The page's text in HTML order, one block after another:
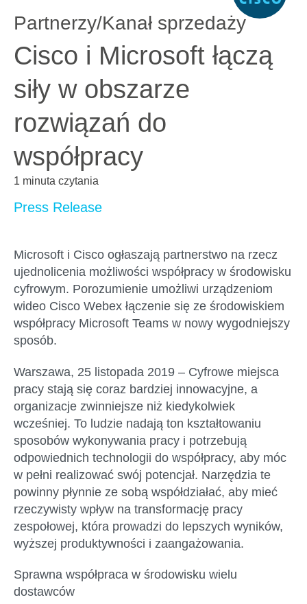
Partnerzy/Kanał sprzedaży
Cisco i Microsoft łączą
siły w obszarze
rozwiązań do
współpracy
1 minuta czytania
Press Release
Microsoft i Cisco ogłaszają partnerstwo na rzecz
ujednolicenia możliwości współpracy w środowisku
cyfrowym. Porozumienie umożliwi urządzeniom
wideo Cisco Webex łączenie się ze środowiskiem
współpracy Microsoft Teams w nowy wygodniejszy
sposób.
Warszawa, 25 listopada 2019 – Cyfrowe miejsca
pracy stają się coraz bardziej innowacyjne, a
organizacje zwinniejsze niż kiedykolwiek
wcześniej. To ludzie nadają ton kształtowaniu
sposobów wykonywania pracy i potrzebują
odpowiednich technologii do współpracy, aby móc
w pełni realizować swój potencjał. Narzędzia te
powinny płynnie ze sobą współdziałać, aby mieć
rzeczywisty wpływ na transformację pracy
zespołowej, która prowadzi do lepszych wyników,
wyższej produktywności i zaangażowania.
Sprawna współpraca w środowisku wielu
dostawców